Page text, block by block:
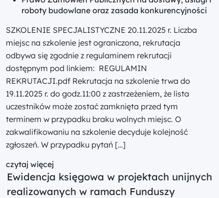
roboty budowlane oraz zasada konkurencyjności
SZKOLENIE SPECJALISTYCZNE 20.11.2025 r. Liczba
miejsc na szkolenie jest ograniczona, rekrutacja
odbywa się zgodnie z regulaminem rekrutacji
dostępnym pod linkiem: REGULAMIN
REKRUTACJI.pdf Rekrutacja na szkolenie trwa do
19.11.2025 r. do godz.11:00 z zastrzeżeniem, że lista
uczestników może zostać zamknięta przed tym
terminem w przypadku braku wolnych miejsc. O
zakwalifikowaniu na szkolenie decyduje kolejność
zgłoszeń. W przypadku pytań […]
czytaj więcej
Ewidencja księgowa w projektach unijnych
realizowanych w ramach Funduszy